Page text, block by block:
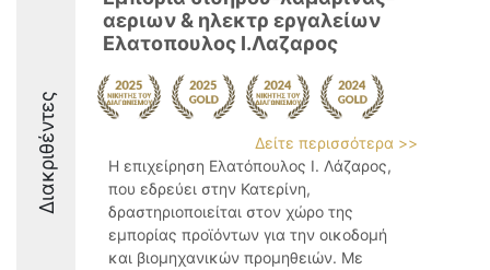
Διακριθέντες
αεριων & ηλεκτρ εργαλείων
Ελατοπουλος Ι.Λαζαρος
Δείτε περισσότερα >>
Η επιχείρηση Ελατόπουλος Ι. Λάζαρος,
που εδρεύει στην Κατερίνη,
δραστηριοποιείται στον χώρο της
εμπορίας προϊόντων για την οικοδομή
και βιομηχανικών προμηθειών. Με